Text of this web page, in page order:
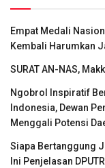
Empat Medali
Kembali Harumkan
SURAT AN-NAS,
Ngobrol Inspiratif
Indonesia, Dewan
Menggali Potensi
Siapa Bertanggung
Ini Penjelasan DPUTR